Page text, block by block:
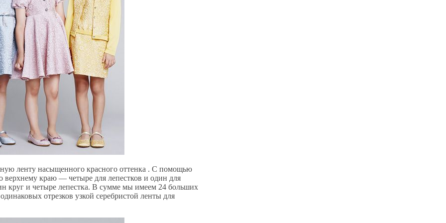
ленту насыщенного красного оттенка . С помощью
верхнему краю — четыре для лепестков и один для
круг и четыре лепестка. В сумме мы имеем 24 больших
отрезков узкой серебристой ленты для